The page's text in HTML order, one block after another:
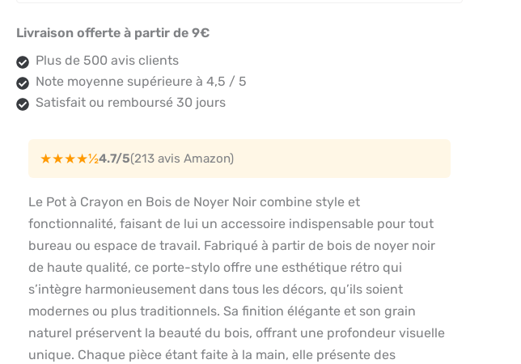
Livraison offerte à partir de 9€
Plus de 500 avis clients
Note moyenne supérieure à 4,5 / 5
Satisfait ou remboursé 30 jours
★★★★½4.7/5(213 avis Amazon)
Le Pot à Crayon en Bois de Noyer Noir combine style et
fonctionnalité, faisant de lui un accessoire indispensable pour tout
bureau ou espace de travail. Fabriqué à partir de bois de noyer noir
de haute qualité, ce porte-stylo offre une esthétique rétro qui
s’intègre harmonieusement dans tous les décors, qu’ils soient
modernes ou plus traditionnels. Sa finition élégante et son grain
naturel préservent la beauté du bois, offrant une profondeur visuelle
unique. Chaque pièce étant faite à la main, elle présente des